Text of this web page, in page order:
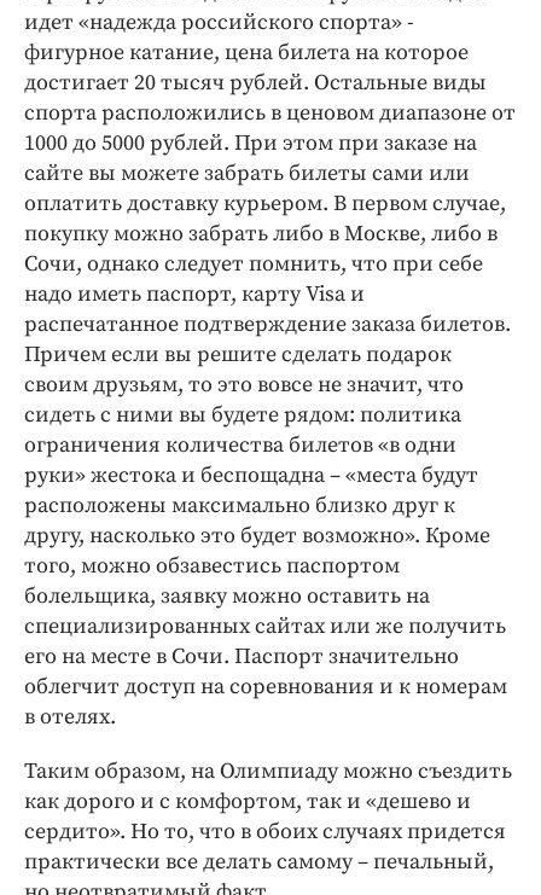
идет «надежда российского спорта» -
фигурное катание, цена билета на которое
достигает 20 тысяч рублей. Остальные виды
спорта расположились в ценовом диапазоне от
1000 до 5000 рублей. При этом при заказе на
сайте вы можете забрать билеты сами или
оплатить доставку курьером. В первом случае,
покупку можно забрать либо в Москве, либо в
Сочи, однако следует помнить, что при себе
надо иметь паспорт, карту Visa и
распечатанное подтверждение заказа билетов.
Причем если вы решите сделать подарок
своим друзьям, то это вовсе не значит, что
сидеть с ними вы будете рядом: политика
ограничения количества билетов «в одни
руки» жестока и беспощадна – «места будут
расположены максимально близко друг к
другу, насколько это будет возможно». Кроме
того, можно обзавестись паспортом
болельщика, заявку можно оставить на
специализированных сайтах или же получить
его на месте в Сочи. Паспорт значительно
облегчит доступ на соревнования и к номерам
в отелях.
Таким образом, на Олимпиаду можно съездить
как дорого и с комфортом, так и «дешево и
сердито». Но то, что в обоих случаях придется
практически все делать самому – печальный,